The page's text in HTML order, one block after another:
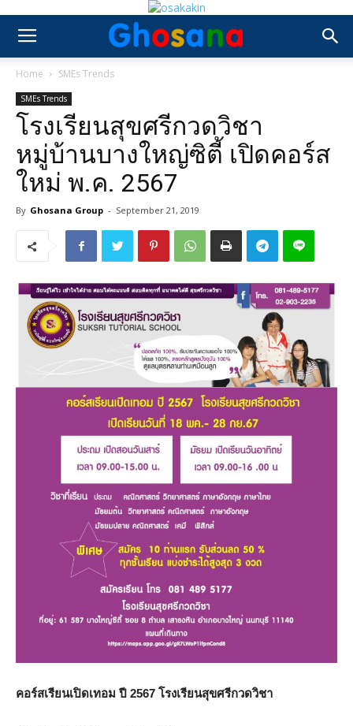
Home SMEs Trends
SMEs Trends
โรงเรียนสุขศรีกวดวิชา
หมู่บ้านบางใหญ่ซิตี้ เปิดคอร์ส
ใหม่ พ.ค. 2567
By Ghosana Group - September 21, 2019
คอร์สเรียนเปิดเทอม ปี 2567 โรงเรียนสุขศรีกวดวิชา